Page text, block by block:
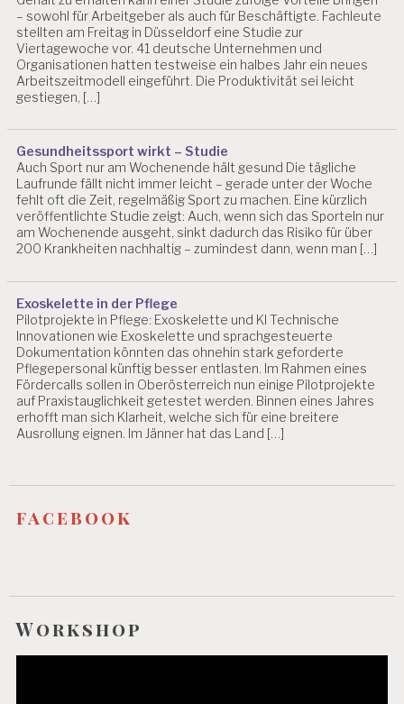
– sowohl für Arbeitgeber als auch für Beschäftigte. Fachleute
stellten am Freitag in Düsseldorf eine Studie zur
Viertagewoche vor. 41 deutsche Unternehmen und
Organisationen hatten testweise ein halbes Jahr ein neues
Arbeitszeitmodell eingeführt. Die Produktivität sei leicht
gestiegen, […]
Gesundheitssport wirkt – Studie
Auch Sport nur am Wochenende hält gesund Die tägliche
Laufrunde fällt nicht immer leicht – gerade unter der Woche
fehlt oft die Zeit, regelmäßig Sport zu machen. Eine kürzlich
veröffentlichte Studie zeigt: Auch, wenn sich das Sporteln nur
am Wochenende ausgeht, sinkt dadurch das Risiko für über
200 Krankheiten nachhaltig – zumindest dann, wenn man […]
Exoskelette in der Pflege
Pilotprojekte in Pflege: Exoskelette und KI Technische
Innovationen wie Exoskelette und sprachgesteuerte
Dokumentation könnten das ohnehin stark geforderte
Pflegepersonal künftig besser entlasten. Im Rahmen eines
Fördercalls sollen in Oberösterreich nun einige Pilotprojekte
auf Praxistauglichkeit getestet werden. Binnen eines Jahres
erhofft man sich Klarheit, welche sich für eine breitere
Ausrollung eignen. Im Jänner hat das Land […]
facebook
Workshop